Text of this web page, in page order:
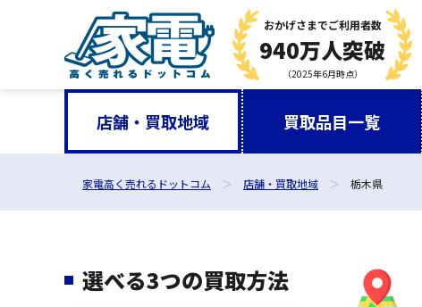
おかげさまでご利用者数
940万人突破
（2025年6月時点）
店舗・買取地域 買取品目一覧
家電高く売れるドットコム 店舗・買取地域 栃木県
選べる3つの買取方法